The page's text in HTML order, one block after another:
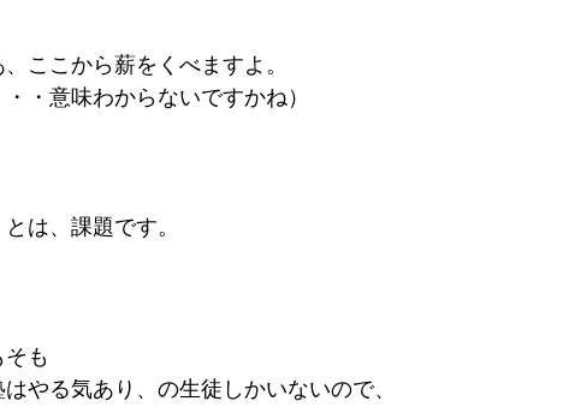
、ここから薪をくべますよ。
・・意味わからないですかね）
は、課題です。
そも
はやる気あり、の生徒しかいないので、